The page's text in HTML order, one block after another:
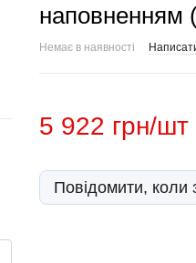
наповненням
Немає в наявності
5 922 грн/шт
Повідомити, коли